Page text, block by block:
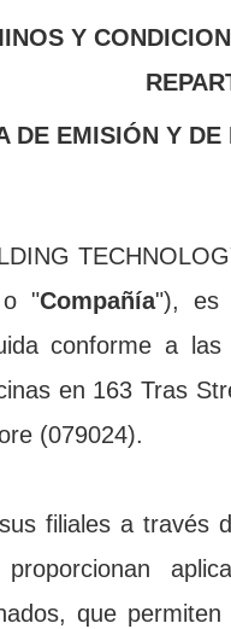
Y
"Compañía"), es
conforme a
en 163 Tras
filiales a través
que
DE EMISIÓN Y